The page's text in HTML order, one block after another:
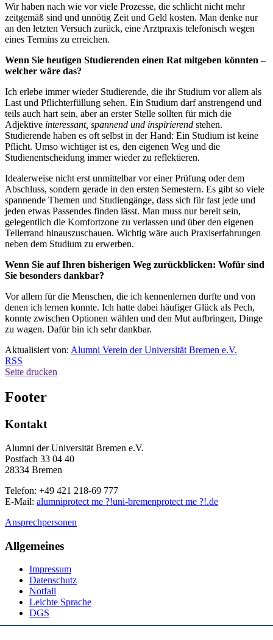
Wir haben nach wie vor viele Prozesse, die schlicht nicht mehr
zeitgemäß sind und unnötig Zeit und Geld kosten. Man denke nur
an den letzten Versuch zurück, eine Arztpraxis telefonisch wegen
eines Termins zu erreichen.
Wenn Sie heutigen Studierenden einen Rat mitgeben könnten –
welcher wäre das?
Ich erlebe immer wieder Studierende, die ihr Studium vor allem als
Last und Pflichterfüllung sehen. Ein Studium darf anstrengend und
teils auch hart sein, aber an erster Stelle sollten für mich die
Adjektive interessant, spannend und inspirierend stehen.
Studierende haben es oft selbst in der Hand: Ein Studium ist keine
Pflicht. Umso wichtiger ist es, den eigenen Weg und die
Studienentscheidung immer wieder zu reflektieren.
Idealerweise nicht erst unmittelbar vor einer Prüfung oder dem
Abschluss, sondern gerade in den ersten Semestern. Es gibt so viele
spannende Themen und Studiengänge, dass sich für fast jede und
jeden etwas Passendes finden lässt. Man muss nur bereit sein,
gelegentlich die Komfortzone zu verlassen und über den eigenen
Tellerrand hinauszuschauen. Wichtig wäre auch Praxiserfahrungen
neben dem Studium zu erwerben.
Wenn Sie auf Ihren bisherigen Weg zurückblicken: Wofür sind
Sie besonders dankbar?
Vor allem für die Menschen, die ich kennenlernen durfte und von
denen ich lernen konnte. Ich hatte dabei häufiger Glück als Pech,
konnte zwischen Optionen wählen und den Mut aufbringen, Dinge
zu wagen. Dafür bin ich sehr dankbar.
Aktualisiert von: Alumni Verein der Universität Bremen e.V.
RSS
Seite drucken
Footer
Kontakt
Alumni der Universität Bremen e.V.
Postfach 33 04 40
28334 Bremen
Telefon: +49 421 218-69 777
E-Mail: alumniprotect me ?!uni-bremenprotect me ?!.de
Ansprechpersonen
Allgemeines
Impressum
Datenschutz
Notfall
Leichte Sprache
DGS